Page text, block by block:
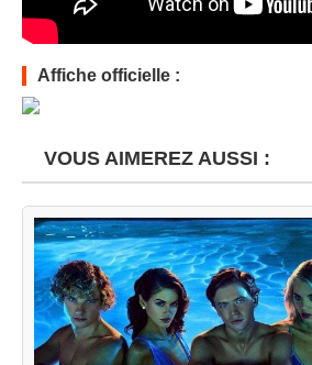
Affiche officielle :
VOUS AIMEREZ AUSSI :